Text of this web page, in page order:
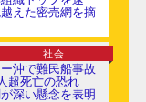
えた密売網を摘
社会
沖で難民船事故
超死亡の恐れ
深い懸念を表明